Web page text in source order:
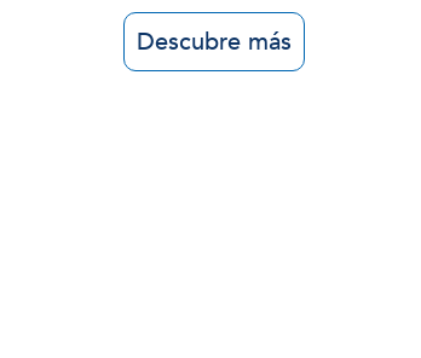
Descubre más